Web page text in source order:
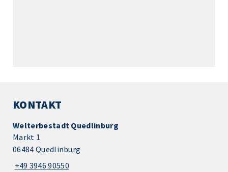
KONTAKT
Welterbestadt Quedlinburg
Markt 1
06484 Quedlinburg
+49 3946 90550